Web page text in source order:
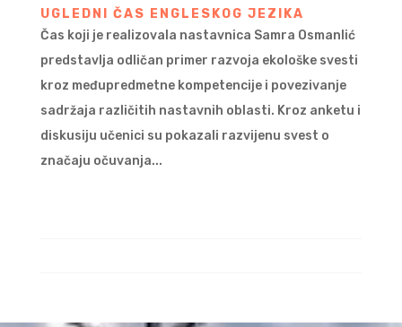
UGLEDNI ČAS ENGLESKOG JEZIKA
Čas koji je realizovala nastavnica Samra Osmanlić
predstavlja odličan primer razvoja ekološke svesti
kroz međupredmetne kompetencije i povezivanje
sadržaja različitih nastavnih oblasti. Kroz anketu i
diskusiju učenici su pokazali razvijenu svest o
značaju očuvanja...